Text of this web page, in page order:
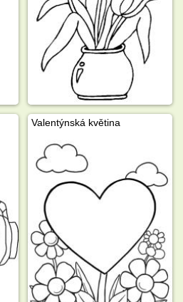
Valentýnská květina